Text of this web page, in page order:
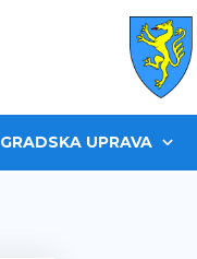
GRADSKA UPRAVA